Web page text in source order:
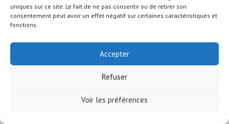
uniques sur ce site. Le fait de ne pas consentir ou de retirer son
consentement peut avoir un effet négatif sur certaines caractéristiques et
fonctions.
Accepter
Refuser
Voir les préférences
© COPYRIGHT - OCEANWP THEME BY NICK